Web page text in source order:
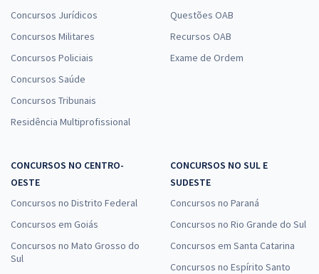
Concursos Jurídicos
Concursos Militares
Concursos Policiais
Concursos Saúde
Concursos Tribunais
Residência Multiprofissional
Questões OAB
Recursos OAB
Exame de Ordem
CONCURSOS NO CENTRO-
OESTE
Concursos no Distrito Federal
Concursos em Goiás
Concursos no Mato Grosso do
Sul
CONCURSOS NO SUL E
SUDESTE
Concursos no Paraná
Concursos no Rio Grande do Sul
Concursos em Santa Catarina
Concursos no Espírito Santo